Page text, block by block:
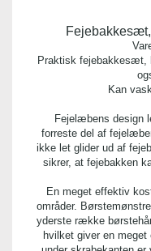
Praktisk
Kan
Fejelæbens design
forreste del af
ikke let glider ud af
sikrer, at fejebakken
En meget effektiv
områder.
yderste række
hvilket giver en